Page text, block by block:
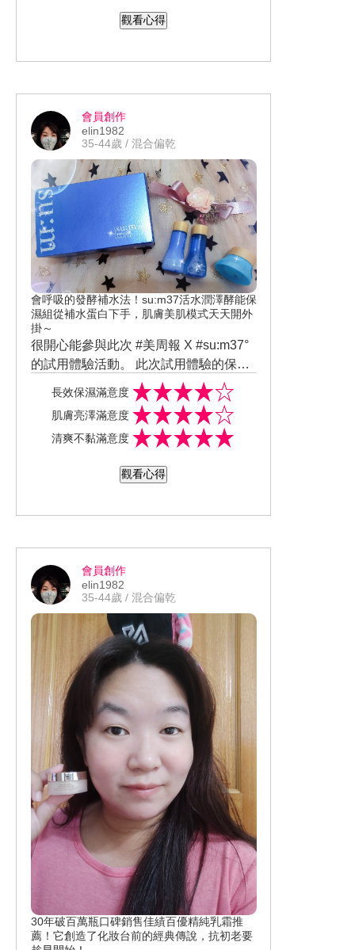
度！！！😱😱 山區濕氣重，真的冷到會
顫抖！！😖 我特意在洗臉後只擦化妝水
糙感！ 真的很不錯！👍👍👍 而且這瓶超
能亮睡美人晚安面膜打破晚安面膜的傳
統概念！ 一瓶萬用，可以「早上擦，晚
上敷」！ 真的超棒的！👍👍👍👍👍
要開始擦乳霜。 隨著年齡增長，肌膚鬆
等肌膚老化問題，亦逐漸顯現。 這款 #S
色。 外觀瓶身為亮亮的淡金黃色與藍
色，打開瓶蓋立即聞到一股甜美的花果
香氛！♥ 乳霜顏色為膚色，質地非常濃
郁！ 激抗痕亮采緊緻霜擦在肌膚上，觸
感非常細滑、非常好推勻、輕鬆拉提幾
下，肌膚很快就吸收了！ 擦完後，肌膚
感覺不黏、不膩、也不油！肌膚觸感有
變得滑嫩、細緻！ 連續使用幾日後，我
發現臉部側邊的輪廓線有明顯改善！連
最在意的下巴肉，都有乖乖收斂起來👍
👍👍 最惱人的抬頭紋、法令紋，也有些
微的改善👍 紋路變的不明顯♥♥ 膚色部
分，是有比較提亮一點。👍 我本身就是
資生堂的愛用者，這麼優質的乳霜，當
然要納入 #週年慶必買推薦組合 超殺的6
8折扣「激抗痕緊緻組（買50ml送30ml
再送 活妍淨泉露30ml）」！！真的非常
划算！！！
er=0&ref=bookmarks 【IG】https://www.
觀看心得
會員創作
elin1982
35-44歲 / 混合偏乾
會呼吸的發酵補水法！su:m37活水潤澤酵能保
濕組從補水蛋白下手，肌膚美肌模式天天開外
掛～
很開心能參與此次 #美周報 X #su:m37°
的試用體驗活動。 此次試用體驗的保養
這款保養品的外觀是非常適合炎炎夏日
的水藍色！視覺效果感覺好清涼啊！ ♥ #
活水潤澤酵能水凝露 - 非常清爽的水潤質
肌膚清爽、無負擔? #活水潤澤酵能水凝
厲害的是「它完全不油膩」！ 而且輕觸
後，稍滑2圈、已完全吸收??? #活水潤
澤酵能水凝霜 - 這款霜的質地也非常水
潤！超級適合夏天使用? 它擦完後，臉上
肌膚完全不會黏膩、油膩！質地非常細
緻柔潤，擦在肌膚上吸收很快? 我很訝
異，以往接觸到的韓國保養品，質地都
是很潤澤、豐潤的！ 這款竟然能這麼清
爽，我非常滿意♥ 而且它的香味，是那
種可以讓人很放鬆的草本植物清香味♥超
喜歡的。
長效保濕滿意度
肌膚亮澤滿意度
清爽不黏滿意度
觀看心得
會員創作
elin1982
35-44歲 / 混合偏乾
30年破百萬瓶口碑銷售佳績百優精純乳霜推
薦！它創造了化妝台前的經典傳說，抗初老要